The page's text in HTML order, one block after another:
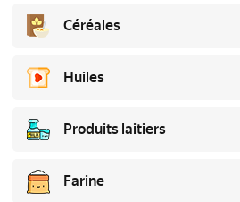
Céréales
Huiles
Produits laitiers
Farine